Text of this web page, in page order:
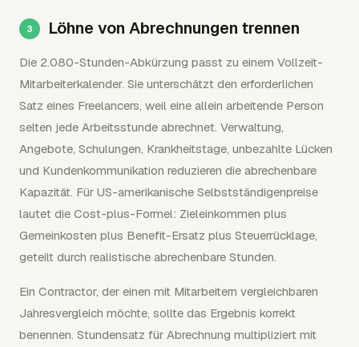
Löhne von Abrechnungen trennen
Die 2.080-Stunden-Abkürzung passt zu einem Vollzeit-
Mitarbeiterkalender. Sie unterschätzt den erforderlichen
Satz eines Freelancers, weil eine allein arbeitende Person
selten jede Arbeitsstunde abrechnet. Verwaltung,
Angebote, Schulungen, Krankheitstage, unbezahlte Lücken
und Kundenkommunikation reduzieren die abrechenbare
Kapazität. Für US-amerikanische Selbstständigenpreise
lautet die Cost-plus-Formel: Zieleinkommen plus
Gemeinkosten plus Benefit-Ersatz plus Steuerrücklage,
geteilt durch realistische abrechenbare Stunden.
Ein Contractor, der einen mit Mitarbeitern vergleichbaren
Jahresvergleich möchte, sollte das Ergebnis korrekt
benennen. Stundensatz für Abrechnung multipliziert mit